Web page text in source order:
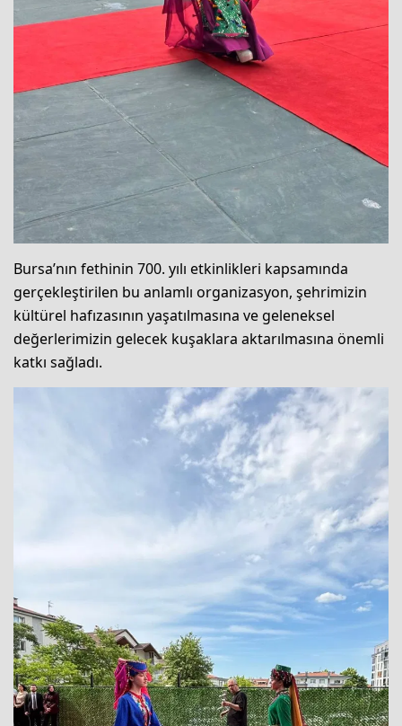
Bursa’nın fethinin 700. yılı etkinlikleri kapsamında
gerçekleştirilen bu anlamlı organizasyon, şehrimizin
kültürel hafızasının yaşatılmasına ve geleneksel
değerlerimizin gelecek kuşaklara aktarılmasına önemli
katkı sağladı.